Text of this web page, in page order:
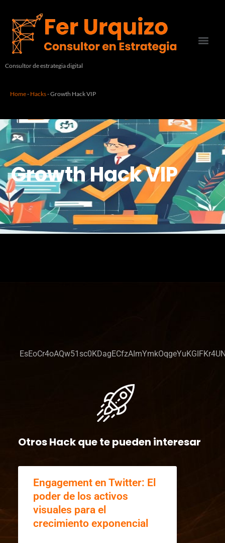
Consultor de estrategia digital
Home- Hacks-Growth Hack VIP
Growth Hack VIP
Otros Hack que te pueden interesar
Engagement en Twitter: El
poder de los activos
visuales para el
crecimiento exponencial